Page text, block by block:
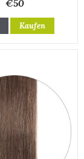
€50
Kaufen